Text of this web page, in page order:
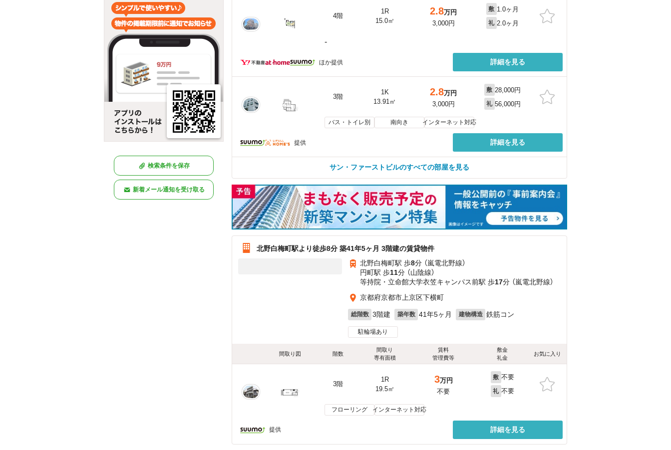
検索条件を保存
新着メール通知を受け取る
4階
1R
15.0㎡
2.8万円
3,000円
敷 1.0ヶ月
礼 2.0ヶ月
-
ほか提供 詳細を見る
3階
1K
13.91㎡
2.8万円
3,000円
敷 28,000円
礼 56,000円
バス・トイレ別 南向き インターネット対応
提供 詳細を見る
サン・ファーストビルのすべての部屋を見る
北野白梅町駅より徒歩8分 築41年5ヶ月 3階建の賃貸物件
北野白梅町駅 歩8分 （嵐電北野線）
円町駅 歩11分 （山陰線）
等持院・立命館大学衣笠キャンパス前駅 歩17分 （嵐電北野線）
京都府京都市上京区下横町
総階数 3階建 築年数 41年5ヶ月 建物構造 鉄筋コン
駐輪場あり
間取り図 階数
間取り
専有面積
賃料
管理費等
敷金
礼金
お気に入り
3階
1R
19.5㎡
3万円
不要
敷 不要
礼 不要
フローリング インターネット対応
提供 詳細を見る